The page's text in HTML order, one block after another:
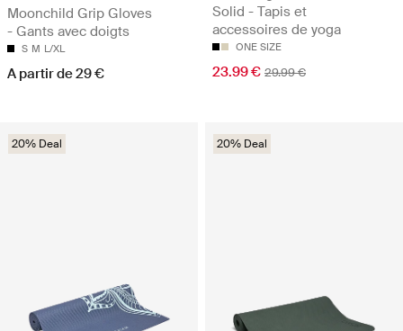
Moonchild Grip Gloves
- Gants avec doigts
S M L/XL
A partir de 29 €
Solid - Tapis et
accessoires de yoga
ONE SIZE
23.99 € 29.99 €
20% Deal 20% Deal